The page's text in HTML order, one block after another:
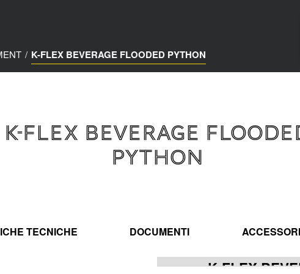
/ K-FLEX BEVERAGE FLOODED PYTHON
K-FLEX BEVERAGE
PYTHON
TECNICHE DOCUMENTI ACCESSORI
K-FLEX